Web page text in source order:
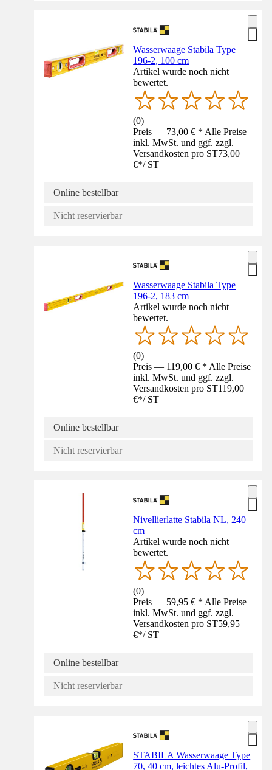
Wasserwaage Stabila Type
196-2, 100 cm
Artikel wurde noch nicht
bewertet.
(0)
Preis — 73,00 € * Alle Preise
inkl. MwSt. und ggf. zzgl.
Versandkosten pro ST73,00
€*/ ST
Online bestellbar
Nicht reservierbar
Wasserwaage Stabila Type
196-2, 183 cm
Artikel wurde noch nicht
bewertet.
(0)
Preis — 119,00 € * Alle Preise
inkl. MwSt. und ggf. zzgl.
Versandkosten pro ST119,00
€*/ ST
Online bestellbar
Nicht reservierbar
Nivellierlatte Stabila NL, 240
cm
Artikel wurde noch nicht
bewertet.
(0)
Preis — 59,95 € * Alle Preise
inkl. MwSt. und ggf. zzgl.
Versandkosten pro ST59,95
€*/ ST
Online bestellbar
Nicht reservierbar
STABILA Wasserwaage Type
70, 40 cm, leichtes Alu-Profil,